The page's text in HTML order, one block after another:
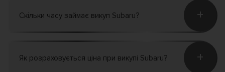
Скільки часу займає викуп Subaru? +
Як розраховується ціна при викупі Subaru? +